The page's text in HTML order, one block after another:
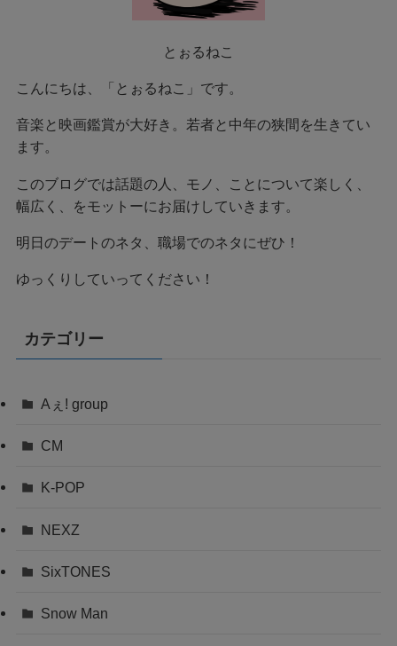
とぉるねこ
こんにちは、「とぉるねこ」です。
音楽と映画鑑賞が大好き。若者と中年の狭間を生きてい
ます。
このブログでは話題の人、モノ、ことについて楽しく、
幅広く、をモットーにお届けしていきます。
明日のデートのネタ、職場でのネタにぜひ！
ゆっくりしていってください！
カテゴリー
Aぇ! group
CM
K-POP
NEXZ
SixTONES
Snow Man